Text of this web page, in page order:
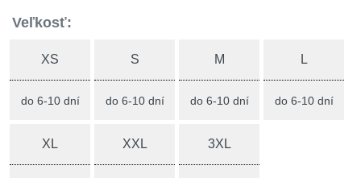
Veľkosť:
XS
do 6-10 dní
S
do 6-10 dní
M
do 6-10 dní
L
do 6-10 dní
XL XXL 3XL